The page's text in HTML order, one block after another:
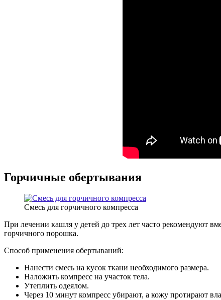
Горчичные обертывания
Смесь для горчичного компресса
При лечении кашля у детей до трех лет часто рекомендуют
горчичного порошка.
Способ применения обертываний:
Нанести смесь на кусок ткани необходимого размера.
Наложить компресс на участок тела.
Утеплить одеялом.
Через 10 минут компресс убирают, а кожу протирают